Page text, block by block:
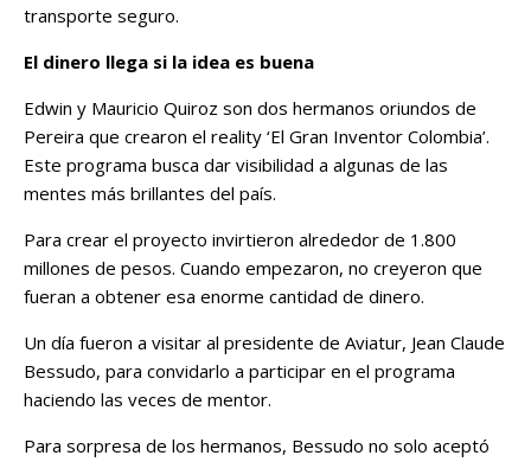
transporte seguro.
El dinero llega si la idea es buena
Edwin y Mauricio Quiroz son dos hermanos oriundos de
Pereira que crearon el reality ‘El Gran Inventor Colombia’.
Este programa busca dar visibilidad a algunas de las
mentes más brillantes del país.
Para crear el proyecto invirtieron alrededor de 1.800
millones de pesos. Cuando empezaron, no creyeron que
fueran a obtener esa enorme cantidad de dinero.
Un día fueron a visitar al presidente de Aviatur, Jean Claude
Bessudo, para convidarlo a participar en el programa
haciendo las veces de mentor.
Para sorpresa de los hermanos, Bessudo no solo aceptó